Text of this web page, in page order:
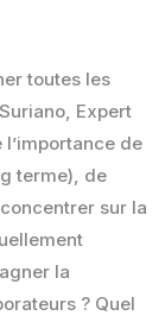
toutes les
Expert
l’importance de
terme), de
sur la
la
? Quel